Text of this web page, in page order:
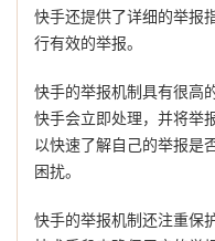
快手还提供了详细的举报
行有效的举报。
快手的举报机制具有很高
快手会立即处理，并将举
以快速了解自己的举报是
困扰。
快手的举报机制还注重保